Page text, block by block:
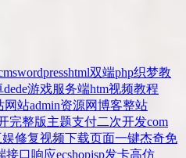
wordpresshtml双端php织梦教
dede游戏服务端htm视频教程
网站admin资源网博客整站
完整版主题支付二次开发com
修复视频下载页面一键杰奇免
接口响应ecshopjsp发卡高仿